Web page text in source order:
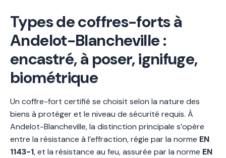
Types de coffres-forts à
Andelot-Blancheville :
encastré, à poser, ignifuge,
biométrique
Un coffre-fort certifié se choisit selon la nature des
biens à protéger et le niveau de sécurité requis. À
Andelot-Blancheville, la distinction principale s’opère
entre la résistance à l’effraction, régie par la norme EN
1143-1, et la résistance au feu, assurée par la norme EN